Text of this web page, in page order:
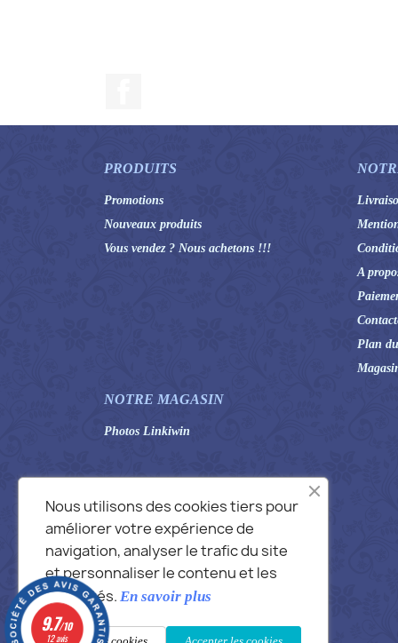
PRODUITS
Promotions
Nouveaux produits
Vous vendez ? Nous achetons !!!
A
Plan
NOTRE MAGASIN
Photos Linkiwin
Nous utilisons des cookies tiers pour
améliorer votre expérience de
navigation, analyser le trafic du site
et personnaliser le contenu et les
publicités. En savoir plus
9.7/10
12 avis